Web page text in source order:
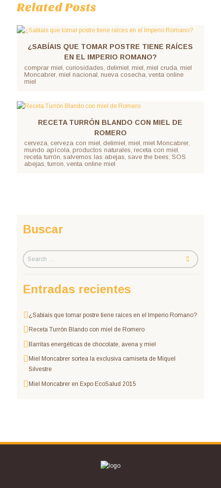
Related Posts
¿SABÍAIS QUE TOMAR POSTRE TIENE RAÍCES
EN EL IMPERIO ROMANO?
comprar miel curiosidades delimiel miel miel cruda miel
Moncabrer, miel nacional nueva cosecha venta online
miel
RECETA TURRÓN BLANDO CON MIEL DE
ROMERO
cerveza cerveza con miel delimiel miel miel Moncabrer,
mundo apícola productos naturales receta con miel
receta turrón salvemos las abejas save the bees SOS
abejas turron venta online miel
Buscar
Entradas recientes
¿Sabíais que tomar postre tiene raíces en el Imperio Romano?
Receta Turrón Blando con miel de Romero
Barritas energéticas de chocolate, avena y miel
Miel Moncabrer sortea la exclusiva camiseta de Miquel
Silvestre
Miel Moncabrer en Expo EcoSalud 2015